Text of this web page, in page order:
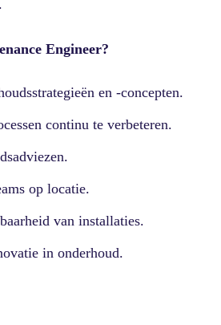
Engineer?
en -concepten.
continu te verbeteren.
op locatie.
van installaties.
in onderhoud.